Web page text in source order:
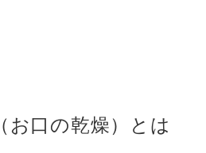
（お口の乾燥）とは